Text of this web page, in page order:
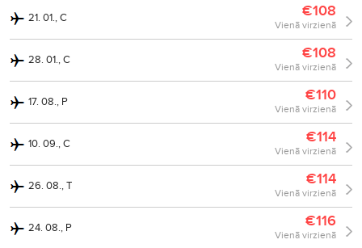
21. 01., C €108
Vienā virzienā
28. 01., C €108
Vienā virzienā
17. 08., P €110
Vienā virzienā
10. 09., C €114
Vienā virzienā
26. 08., T €114
Vienā virzienā
24. 08., P €116
Vienā virzienā